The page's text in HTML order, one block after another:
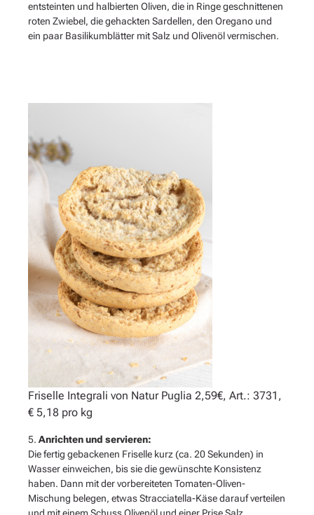
entsteinten und halbierten Oliven, die in Ringe geschnittenen
roten Zwiebel, die gehackten Sardellen, den Oregano und
ein paar Basilikumblätter mit Salz und Olivenöl vermischen.
Friselle Integrali von Natur Puglia 2,59€, Art.: 3731,
€ 5,18 pro kg
5. Anrichten und servieren:
Die fertig gebackenen Friselle kurz (ca. 20 Sekunden) in
Wasser einweichen, bis sie die gewünschte Konsistenz
haben. Dann mit der vorbereiteten Tomaten-Oliven-
Mischung belegen, etwas Stracciatella-Käse darauf verteilen
und mit einem Schuss Olivenöl und einer Prise Salz